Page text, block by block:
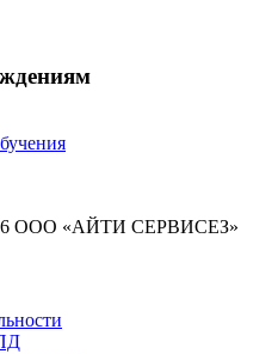
ООО «АЙТИ СЕРВИСЕЗ»